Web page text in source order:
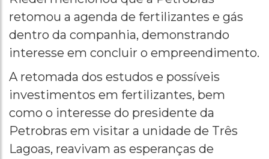
retomou a agenda de fertilizantes e gás
dentro da companhia, demonstrando
interesse em concluir o empreendimento.
A retomada dos estudos e possíveis
investimentos em fertilizantes, bem
como o interesse do presidente da
Petrobras em visitar a unidade de Três
Lagoas, reavivam as esperanças de